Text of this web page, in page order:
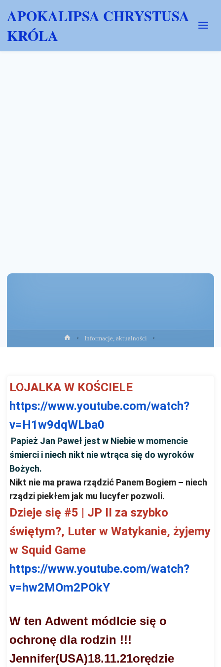
APOKALIPSA CHRYSTUSA
KRÓLA
Strona
główna
Informacje, aktualności
LOJALKA W KOŚCIELE
https://www.youtube.com/watch?
v=H1w9dqWLba0
Papież Jan Paweł jest w Niebie w momencie
śmierci i niech nikt nie wtrąca się do wyroków
Bożych.
Nikt nie ma prawa rządzić Panem Bogiem – niech
rządzi piekłem jak mu lucyfer pozwoli.
Dzieje się #5 | JP II za szybko
świętym?, Luter w Watykanie, żyjemy
w Squid Game
https://www.youtube.com/watch?
v=hw2MOm2POkY
W ten Adwent módlcie się o
ochronę dla rodzin !!!
Jennifer(USA)18.11.21orędzie